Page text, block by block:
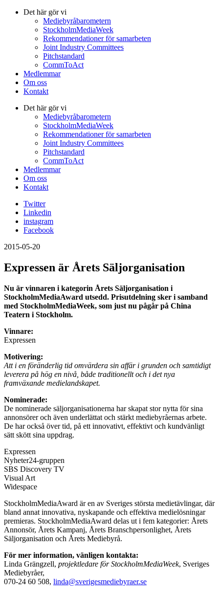
Det här gör vi
Mediebyråbarometern
StockholmMediaWeek
Rekommendationer för samarbeten
Joint Industry Committees
Pitchstandard
CommToAct
Medlemmar
Om oss
Kontakt
Det här gör vi
Mediebyråbarometern
StockholmMediaWeek
Rekommendationer för samarbeten
Joint Industry Committees
Pitchstandard
CommToAct
Medlemmar
Om oss
Kontakt
Twitter
Linkedin
instagram
Facebook
2015-05-20
Expressen är Årets Säljorganisation
Nu är vinnaren i kategorin Årets Säljorganisation i
StockholmMediaAward utsedd. Prisutdelning sker i samband
med StockholmMediaWeek, som just nu pågår på China
Teatern i Stockholm.
Vinnare:
Expressen
Motivering:
Att i en föränderlig tid omvärdera sin affär i grunden och samtidigt
leverera på hög en nivå, både traditionellt och i det nya
framväxande medielandskapet.
Nominerade:
De nominerade säljorganisationerna har skapat stor nytta för sina
annonsörer och även underlättat och stärkt mediebyråernas arbete.
De har också över tid, på ett innovativt, effektivt och kundvänligt
sätt skött sina uppdrag.
Expressen
Nyheter24-gruppen
SBS Discovery TV
Visual Art
Widespace
StockholmMediaAward är en av Sveriges största medietävlingar, där
bland annat innovativa, nyskapande och effektiva medielösningar
premieras. StockholmMediaAward delas ut i fem kategorier: Årets
Annonsör, Årets Kampanj, Årets Branschpersonlighet, Årets
Säljorganisation och Årets Mediebyrå.
För mer information, vänligen kontakta:
Linda Grängzell, projektledare för StockholmMediaWeek, Sveriges
Mediebyråer,
070-24 60 508, linda@sverigesmediebyraer.se